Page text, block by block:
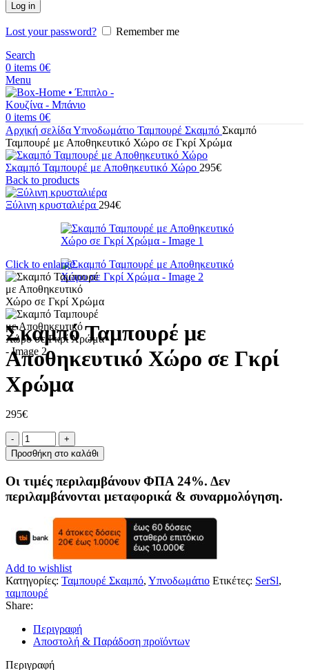
Log in
Lost your password?
Remember me
Search
0 items 0€
Menu
0 items 0€
Αρχική σελίδαΥπνοδωμάτιο Ταμπουρέ Σκαμπό Σκαμπό
Ταμπουρέ με Αποθηκευτικό Χώρο σε Γκρί Χρώμα
Σκαμπό Ταμπουρέ με Αποθηκευτικό Χώρο 295€
Back to products
Ξύλινη κρυσταλιέρα 294€
Click to enlarge
Σκαμπό Ταμπουρέ με
Αποθηκευτικό Χώρο σε Γκρί
Χρώμα
295€
Σκαμπό
Ταμπουρέ
με
Αποθηκευτικό
Χώρο
σε
Χρώμα
ποσότητα
Προσθήκη στο καλάθι
Οι τιμές περιλαμβάνουν ΦΠΑ 24%. Δεν
περιλαμβάνονται μεταφορικά & συναρμολόγηση.
Add to wishlist
Κατηγορίες: Ταμπουρέ Σκαμπό, Υπνοδωμάτιο Ετικέτες: SerSl,
ταμπουρέ
Share:
Περιγραφή
Αποστολή & Παράδοση προϊόντων
Περιγραφή